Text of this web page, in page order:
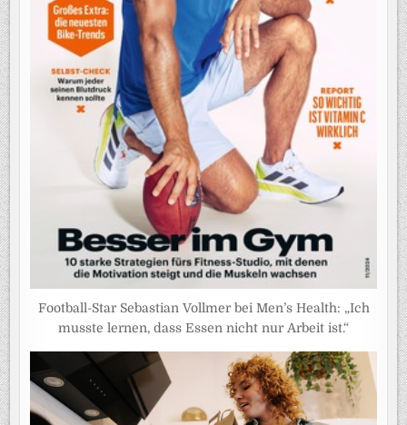
Football-Star Sebastian Vollmer bei Men’s Health: „Ich
musste lernen, dass Essen nicht nur Arbeit ist.“